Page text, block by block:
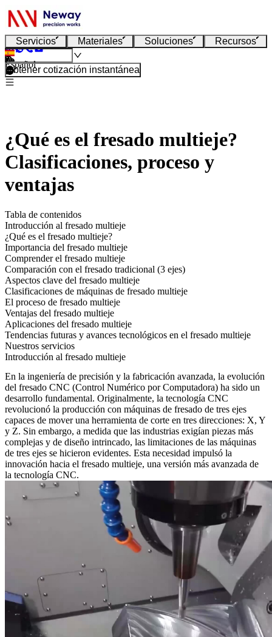
Servicios Materiales Soluciones Recursos
Español
Obtener cotización instantánea
¿Qué es el fresado multieje?
Clasificaciones, proceso y
ventajas
Tabla de contenidos
Introducción al fresado multieje
¿Qué es el fresado multieje?
Importancia del fresado multieje
Comprender el fresado multieje
Comparación con el fresado tradicional (3 ejes)
Aspectos clave del fresado multieje
Clasificaciones de máquinas de fresado multieje
El proceso de fresado multieje
Ventajas del fresado multieje
Aplicaciones del fresado multieje
Tendencias futuras y avances tecnológicos en el fresado multieje
Nuestros servicios
Introducción al fresado multieje
En la ingeniería de precisión y la fabricación avanzada, la evolución
del fresado CNC (Control Numérico por Computadora) ha sido un
desarrollo fundamental. Originalmente, la tecnología CNC
revolucionó la producción con máquinas de fresado de tres ejes
capaces de mover una herramienta de corte en tres direcciones: X, Y
y Z. Sin embargo, a medida que las industrias exigían piezas más
complejas y de diseño intrincado, las limitaciones de las máquinas
de tres ejes se hicieron evidentes. Esta necesidad impulsó la
innovación hacia el fresado multieje, una versión más avanzada de
la tecnología CNC.